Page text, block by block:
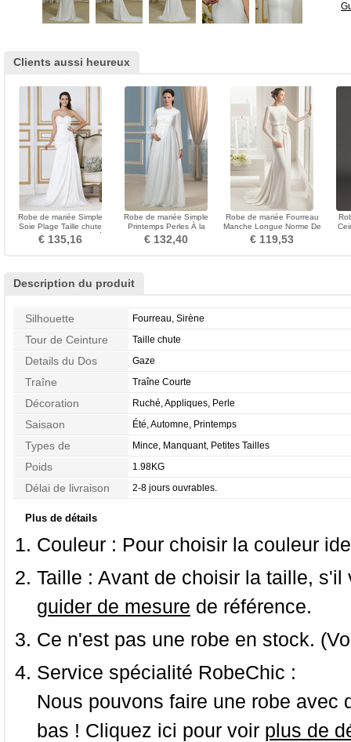
Clients aussi heureux
Robe de mariée Simple
Soie Plage Taille chute
Longue Corsage plissé
€ 135,16
Robe de mariée Simple
Printemps Perles À la
masse Chiffon Manche de
T-shirt
€ 132,40
Robe de mariée Fourreau
Manche Longue Norme De
plein air Naturel taille
€ 119,53
Description du produit
Silhouette Fourreau, Sirène
Tour de Ceinture Taille chute
Details du Dos Gaze
Traîne Traîne Courte
Décoration Ruché, Appliques, Perle
Saisaon Été, Automne, Printemps
Types de
Morphologie
Mince, Manquant, Petites Tailles
Poids 1.98KG
Délai de livraison 2-8 jours ouvrables.
Plus de détails
Couleur : Pour choisir la couleur
Taille : Avant de choisir la taille,
guider de mesure de référence.
Ce n'est pas une robe en stock.
Service spécialité RobeChic :
Nous pouvons faire une robe
bas ! Cliquez ici pour voir plus de